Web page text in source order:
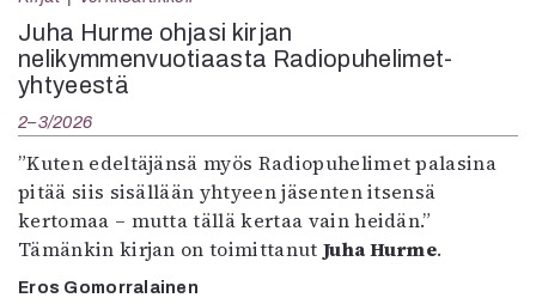
Juha Hurme ohjasi kirjan
nelikymmenvuotiaasta Radiopuhelimet-
yhtyeestä
2–3/2026
”Kuten edeltäjänsä myös Radiopuhelimet palasina
pitää siis sisällään yhtyeen jäsenten itsensä
kertomaa – mutta tällä kertaa vain heidän.”
Tämänkin kirjan on toimittanut Juha Hurme.
Eros Gomorralainen